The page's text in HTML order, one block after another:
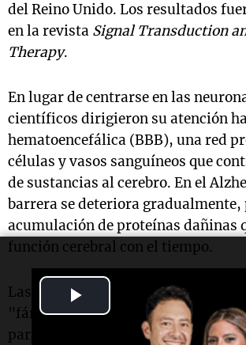
Video
del Reino Unido. Los resultados
en la revista Signal Transduction
Therapy.
En lugar de centrarse en las
científicos dirigieron su atención
hematoencefálica (BBB), una red
células y vasos sanguíneos que
de sustancias al cerebro. En el
barrera se deteriora
acumulación de proteínas dañinas
función cerebral con el tiempo.
Las nanopartículas bioactivas,
"fármacos supramoleculares",
para restaurar esta barrera y